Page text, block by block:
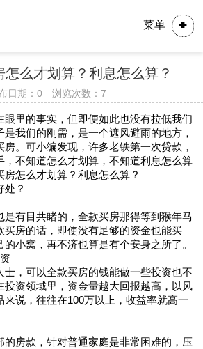
菜单
么才划算？利息怎么算？
日期：0 浏览次数： 7
眼里的事实，但即便如此也没有拉低我们
我们的刚需，是一个遮风避雨的地方，
。可小编发现，许多老铁第一次贷款，
，不知道怎么才划算，不知道利息怎么算
怎么才划算？利息怎么算？
处？
是有目共睹的，全款买房那得等到猴年马
买房的话，即使没有足够的资金也能买
小窝，再不济也算是有个安身之所了。
士，可以全款买房的钱能做一些投资也不
投资领域里，资金量越大回报越高，以风
来说，往往在100万以上，收益率就高一
的房款，针对普通家庭是非常困难的，压